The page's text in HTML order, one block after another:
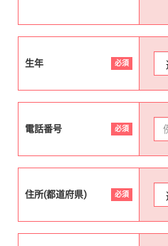
生年 必須
電話番号 必須
住所(都道府県) 必須